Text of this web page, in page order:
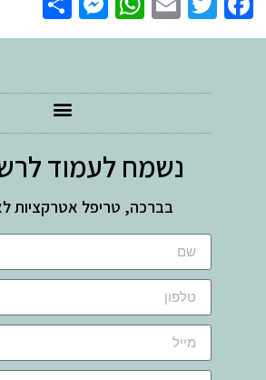
נשמח לעמוד
בברכה, טריפל אטרקציות